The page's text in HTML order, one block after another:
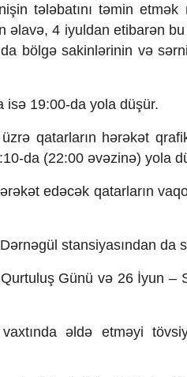
tələbatını təmin
əlavə, 4 iyuldan etibarən
bölgə sakinlərinin və
isə 19:00-da yola düşür.
qatarların hərəkət
da (22:00 əvəzinə) yola
edəcək qatarların
stansiyasından da
Günü və 26 İyun –
əldə etməyi